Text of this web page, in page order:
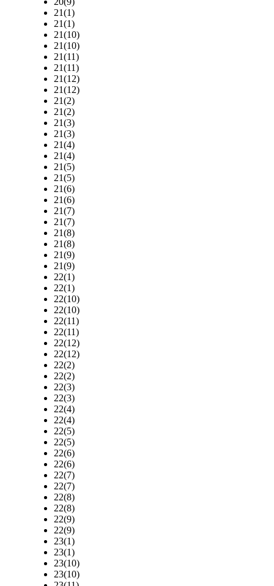
21(1)
21(1)
21(10)
21(10)
21(11)
21(11)
21(12)
21(12)
21(2)
21(2)
21(3)
21(3)
21(4)
21(4)
21(5)
21(5)
21(6)
21(6)
21(7)
21(7)
21(8)
21(8)
21(9)
21(9)
22(1)
22(1)
22(10)
22(10)
22(11)
22(11)
22(12)
22(12)
22(2)
22(2)
22(3)
22(3)
22(4)
22(4)
22(5)
22(5)
22(6)
22(6)
22(7)
22(7)
22(8)
22(8)
22(9)
22(9)
23(1)
23(1)
23(10)
23(10)